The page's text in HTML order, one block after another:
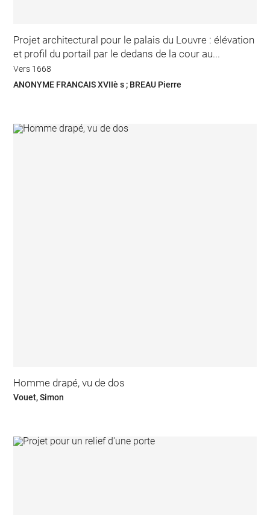
Projet architectural pour le palais du Louvre : élévation
et profil du portail par le dedans de la cour au...
Vers 1668
ANONYME FRANCAIS XVIIè s ; BREAU Pierre
Homme drapé, vu de dos
Vouet, Simon